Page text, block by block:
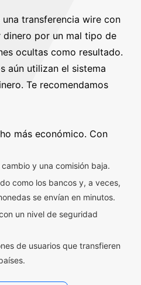
transferencia wire con
por un mal tipo de
ocultas como resultado.
aún utilizan el sistema
Te recomendamos
más económico. Con
y una comisión baja.
como los bancos y, a veces,
se envían en minutos.
un nivel de seguridad
de usuarios que transfieren